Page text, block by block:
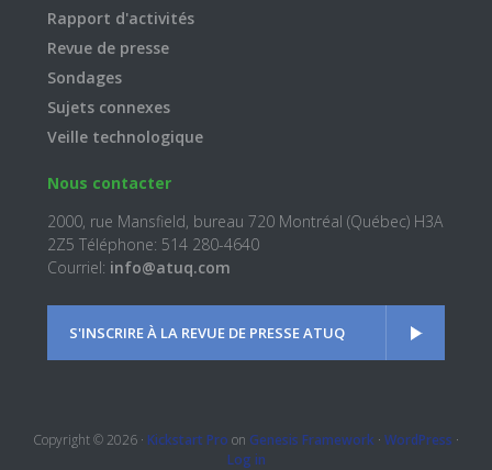
Rapport d'activités
Revue de presse
Sondages
Sujets connexes
Veille technologique
Nous contacter
2000, rue Mansfield, bureau 720 Montréal (Québec) H3A
2Z5 Téléphone: 514 280-4640
Courriel: info@atuq.com
S'INSCRIRE À LA REVUE DE PRESSE ATUQ
Copyright © 2026 · Kickstart Pro on Genesis Framework · WordPress ·
Log in